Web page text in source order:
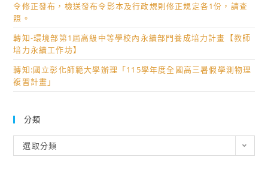
令修正發布，檢送發布令影本及行政規則修正規定各1份，請查
照。
轉知-環境部第1屆高級中等學校內永續部門養成培力計畫【教師
培力永續工作坊】
轉知:國立彰化師範大學辦理「115學年度全國高三暑假學測物理
複習計畫」
分類
類
選取分類